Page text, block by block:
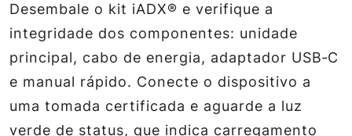
Desembale o kit iADX® e verifique a
integridade dos componentes: unidade
principal, cabo de energia, adaptador USB‑C
e manual rápido. Conecte o dispositivo a
uma tomada certificada e aguarde a luz
verde de status, que indica carregamento